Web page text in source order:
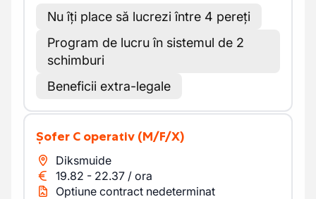
Nu îți place să lucrezi între 4 pereți
Program de lucru în sistemul de 2
schimburi
Beneficii extra-legale
Șofer C operativ (M/F/X)
Diksmuide
19.82 - 22.37 / ora
Optiune contract nedeterminat